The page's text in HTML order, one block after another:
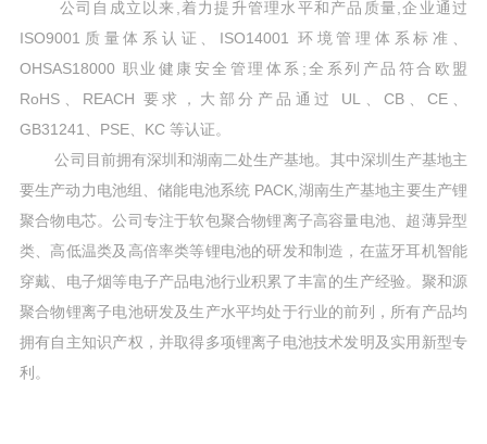
公司自成立以来,着力提升管理水平和产品质量,企业通过
ISO9001质量体系认证、ISO14001 环境管理体系标准、
OHSAS18000 职业健康安全管理体系;全系列产品符合欧盟
RoHS、REACH 要求，大部分产品通过 UL、CB、CE、
GB31241、PSE、KC 等认证。
公司目前拥有深圳和湖南二处生产基地。其中深圳生产基地主
要生产动力电池组、储能电池系统 PACK,湖南生产基地主要生产锂
聚合物电芯。公司专注于软包聚合物锂离子高容量电池、超薄异型
类、高低温类及高倍率类等锂电池的研发和制造，在蓝牙耳机智能
穿戴、电子烟等电子产品电池行业积累了丰富的生产经验。聚和源
聚合物锂离子电池研发及生产水平均处于行业的前列，所有产品均
拥有自主知识产权，并取得多项锂离子电池技术发明及实用新型专
利。